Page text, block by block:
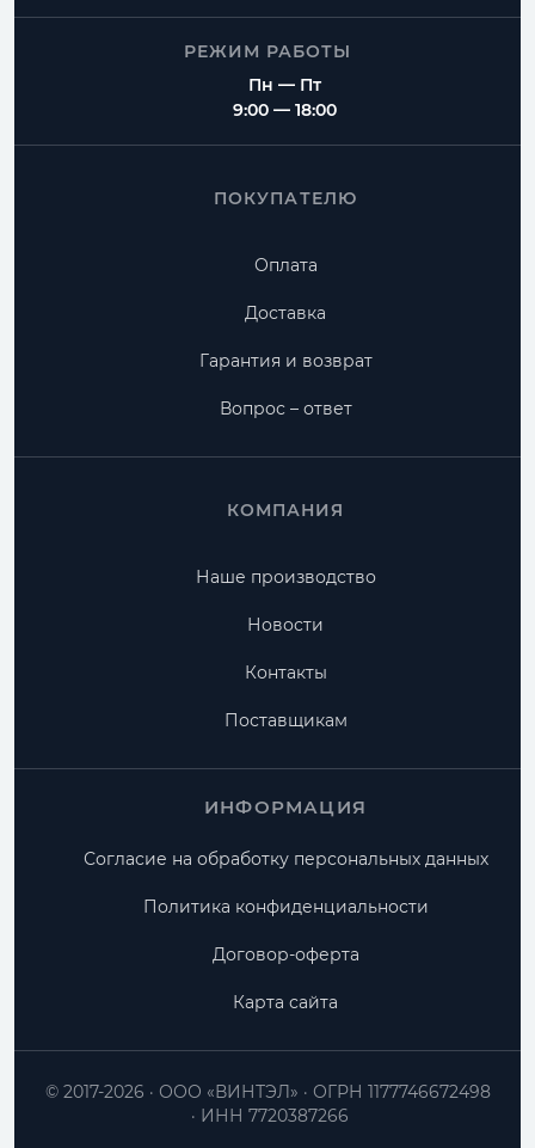
РЕЖИМ РАБОТЫ
Пн — Пт
9:00 — 18:00
ПОКУПАТЕЛЮ
Оплата
Доставка
Гарантия и возврат
Вопрос – ответ
КОМПАНИЯ
Наше производство
Новости
Контакты
Поставщикам
ИНФОРМАЦИЯ
Согласие на обработку персональных данных
Политика конфиденциальности
Договор-оферта
Карта сайта
ООО «ВИНТЭЛ»
ОГРН 1177746672498
ИНН 7720387266
© 2017-2026